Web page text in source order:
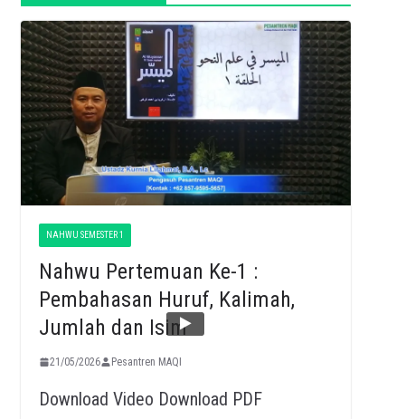
NAHWU SEMESTER 1
Nahwu Pertemuan Ke-1 :
Pembahasan Huruf, Kalimah,
Jumlah dan Isim
21/05/2026 Pesantren MAQI
Download Video Download PDF